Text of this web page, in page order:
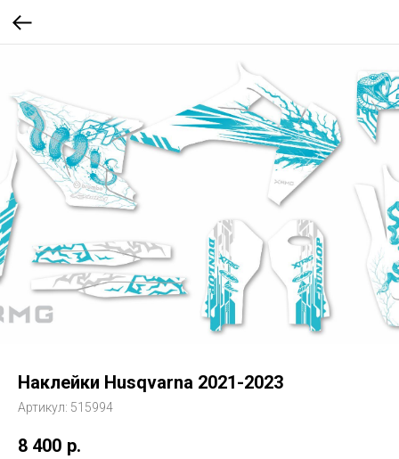
Наклейки Husqvarna 2021-2023
Артикул: 515994
8 400 р.